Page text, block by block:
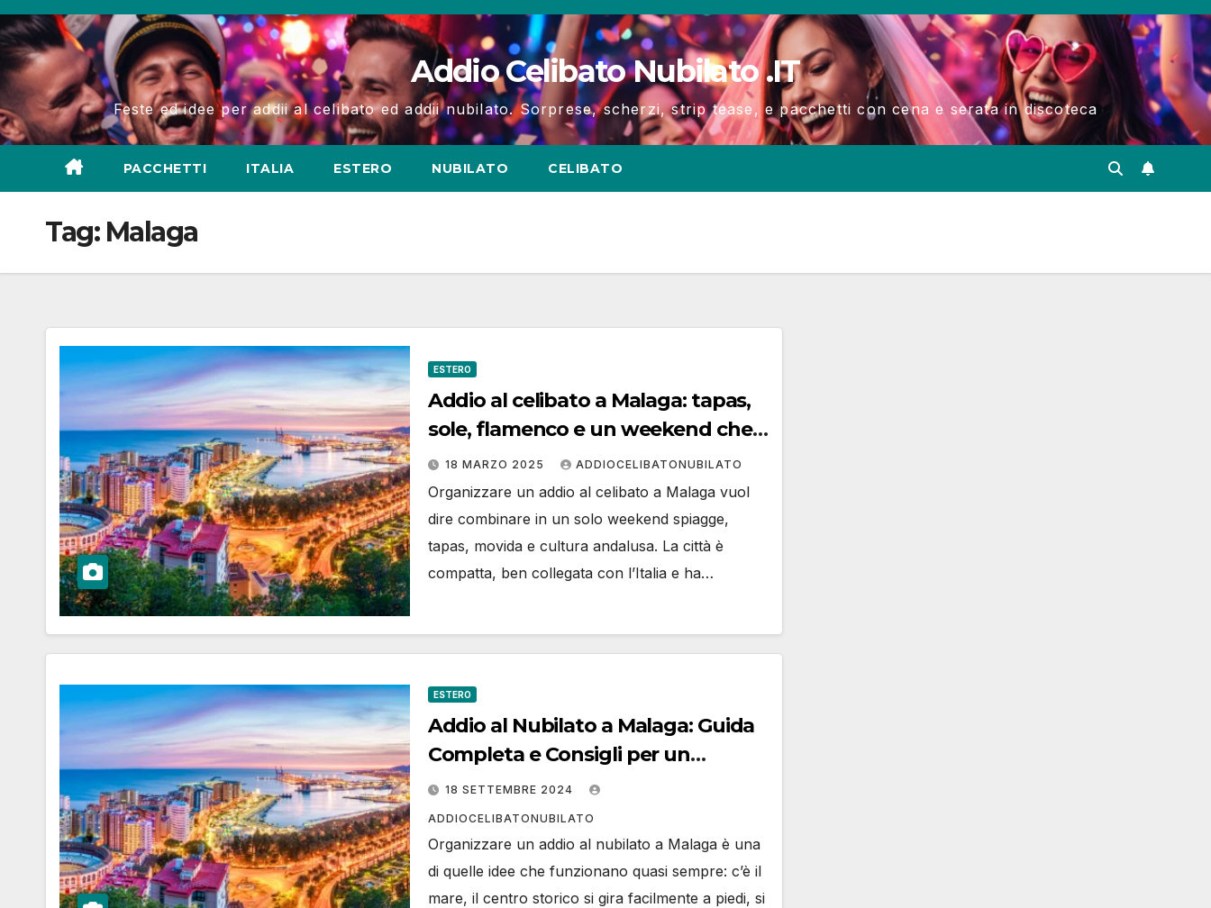
Salta
al
contenuto
Addio Celibato Nubilato .IT
Feste ed idee per addii al celibato ed addii nubilato. Sorprese, scherzi, strip tease, e pacchetti con cena e serata in discoteca
PACCHETTI ITALIA ESTERO NUBILATO CELIBATO
Tag: Malaga
ESTERO
Addio al celibato a Malaga: tapas,
sole, flamenco e un weekend che
non si dimentica
18 MARZO 2025 ADDIOCELIBATONUBILATO
Organizzare un addio al celibato a Malaga vuol
dire combinare in un solo weekend spiagge,
tapas, movida e cultura andalusa. La città è
compatta, ben collegata con l’Italia e ha…
ESTERO
Addio al Nubilato a Malaga: Guida
Completa e Consigli per un
Weekend Perfetto
18 SETTEMBRE 2024
ADDIOCELIBATONUBILATO
Organizzare un addio al nubilato a Malaga è una
di quelle idee che funzionano quasi sempre: c’è il
mare, il centro storico si gira facilmente a piedi, si